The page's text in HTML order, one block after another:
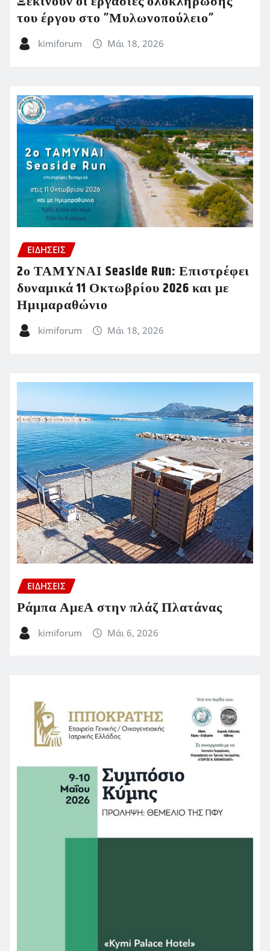
του έργου στο ”Μυλωνοπούλειο”
kimiforum Μάι 18, 2026
ΕΙΔΗΣΕΙΣ
2ο ΤΑΜΥΝΑΙ Seaside Run: Επιστρέφει
δυναμικά 11 Οκτωβρίου 2026 και με
Ημιμαραθώνιο
kimiforum Μάι 18, 2026
ΕΙΔΗΣΕΙΣ
Ράμπα ΑμεΑ στην πλάζ Πλατάνας
kimiforum Μάι 6, 2026